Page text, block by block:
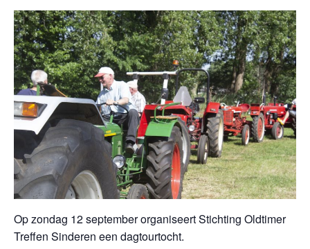
Op zondag 12 september organiseert Stichting Oldtimer
Treffen Sinderen een dagtourtocht.